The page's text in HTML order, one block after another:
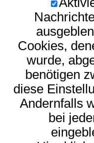
Cookies,
wurde,
benötigen
diese
Andernfalls
bei